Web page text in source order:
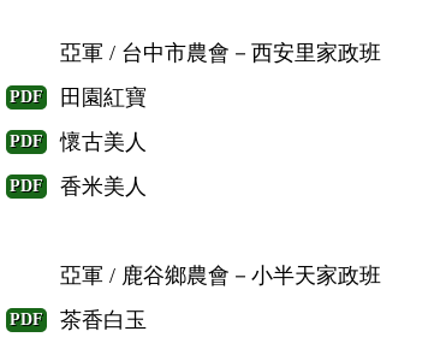
亞軍 / 台中市農會－西安里家政班
PDF
田園紅寶
PDF
懷古美人
PDF 香米美人
亞軍 / 鹿谷鄉農會－小半天家政班
PDF
茶香白玉